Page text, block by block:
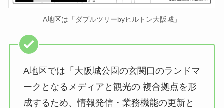
A地区は「ダブルツリーbyヒルトン大阪城」
A地区では「大阪城公園の玄関口のランドマ
ークとなるメディアと観光の 複合拠点を形
成するため、情報発信・業務機能の更新と